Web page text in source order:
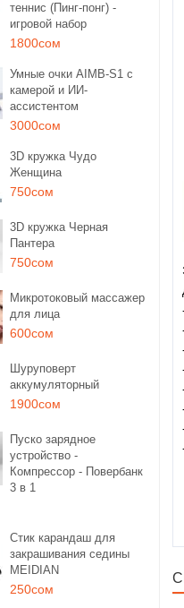
теннис (Пинг-понг) -
игровой набор
1800сом
Умные очки AIMB-S1 с
камерой и ИИ-
ассистентом
3000сом
3D кружка Чудо
Женщина
750сом
3D кружка Черная
Пантера
750сом
Микротоковый массажер
для лица
600сом
Шуруповерт
аккумуляторный
1900сом
Пуско зарядное
устройство -
Компрессор - Повербанк
3 в 1
Стик карандаш для
закрашивания седины
MEIDIAN
250сом